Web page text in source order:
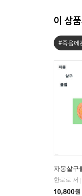
이 상
#죽음에
자몽살구
한로로 저
10,800원